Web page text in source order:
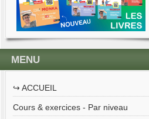
MENU
↪︎ ACCUEIL
Cours & exercices - Par niveau